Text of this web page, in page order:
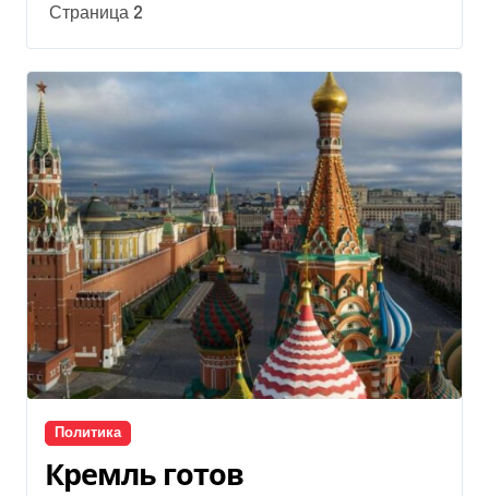
Страница 2
Политика
Кремль готов